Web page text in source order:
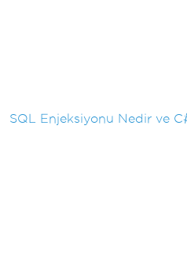
SQL Enjeksiyonu Nedir ve